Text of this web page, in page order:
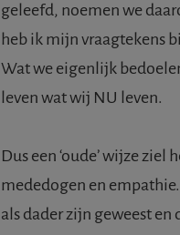
geleefd, noemen we
heb ik mijn vraagtekens
Wat we eigenlijk
leven wat wij NU leven.
Dus een ‘oude’ wijze
mededogen en
als dader zijn geweest